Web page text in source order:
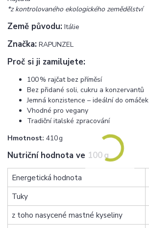
*z kontrolovaného ekologického zemědělství
Země původu: Itálie
Značka: RAPUNZEL
Proč si ji zamilujete:
100 % rajčat bez příměsí
Bez přidané soli, cukru a konzervantů
Jemná konzistence – ideální do omáček
Vhodné pro vegany
Tradiční italské zpracování
Hmotnost: 410 g
Nutriční hodnota ve 100 g
Energetická hodnota
Tuky
z toho nasycené mastné kyseliny